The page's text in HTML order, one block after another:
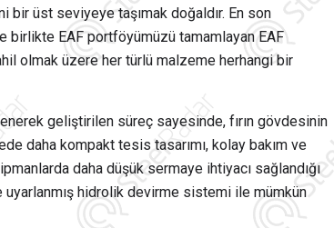
üst seviyeye taşımak doğaldır. En son
birlikte EAF portföyümüzü tamamlayan EAF
olmak üzere her türlü malzeme herhangi bir
geliştirilen süreç sayesinde, fırın gövdesinin
daha kompakt tesis tasarımı, kolay bakım ve
daha düşük sermaye ihtiyacı sağlandığı
hidrolik devirme sistemi ile mümkün